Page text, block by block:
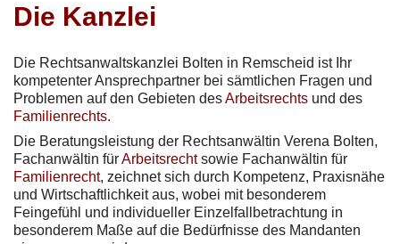
Die Kanzlei
Die Rechtsanwaltskanzlei Bolten in Remscheid ist Ihr
kompetenter Ansprechpartner bei sämtlichen Fragen und
Problemen auf den Gebieten desArbeitsrechts und des
Familienrechts.
Die Beratungsleistung der Rechtsanwältin Verena Bolten,
Fachanwältin fürArbeitsrechtsowie Fachanwältin für
Familienrecht, zeichnet sich durch Kompetenz, Praxisnähe
und Wirtschaftlichkeit aus, wobei mit besonderem
Feingefühl und individueller Einzelfallbetrachtung in
besonderem Maße auf die Bedürfnisse des Mandanten